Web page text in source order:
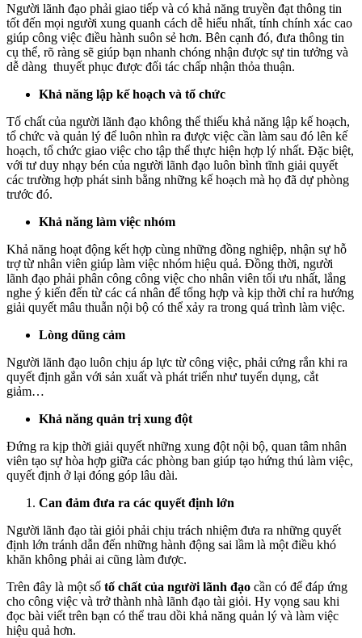
Người lãnh đạo phải giao tiếp và có khả năng truyền đạt thông tin
tốt đến mọi người xung quanh cách dễ hiểu nhất, tính chính xác cao
giúp công việc điều hành suôn sẻ hơn. Bên cạnh đó, đưa thông tin
cụ thể, rõ ràng sẽ giúp bạn nhanh chóng nhận được sự tin tưởng và
dễ dàng thuyết phục được đối tác chấp nhận thỏa thuận.
Khả năng lập kế hoạch và tổ chức
Tố chất của người lãnh đạo không thể thiếu khả năng lập kế hoạch,
tổ chức và quản lý để luôn nhìn ra được việc cần làm sau đó lên kế
hoạch, tổ chức giao việc cho tập thể thực hiện hợp lý nhất. Đặc biệt,
với tư duy nhạy bén của người lãnh đạo luôn bình tĩnh giải quyết
các trường hợp phát sinh bằng những kế hoạch mà họ đã dự phòng
trước đó.
Khả năng làm việc nhóm
Khả năng hoạt động kết hợp cùng những đồng nghiệp, nhận sự hỗ
trợ từ nhân viên giúp làm việc nhóm hiệu quả. Đồng thời, người
lãnh đạo phải phân công công việc cho nhân viên tối ưu nhất, lắng
nghe ý kiến đến từ các cá nhân để tổng hợp và kịp thời chỉ ra hướng
giải quyết mâu thuẫn nội bộ có thể xảy ra trong quá trình làm việc.
Lòng dũng cảm
Người lãnh đạo luôn chịu áp lực từ công việc, phải cứng rắn khi ra
quyết định gắn với sản xuất và phát triển như tuyển dụng, cắt
giảm…
Khả năng quản trị xung đột
Đứng ra kịp thời giải quyết những xung đột nội bộ, quan tâm nhân
viên tạo sự hòa hợp giữa các phòng ban giúp tạo hứng thú làm việc,
quyết định ở lại đóng góp lâu dài.
Can đảm đưa ra các quyết định lớn
Người lãnh đạo tài giỏi phải chịu trách nhiệm đưa ra những quyết
định lớn tránh dẫn đến những hành động sai lầm là một điều khó
khăn không phải ai cũng làm được.
Trên đây là một số tố chất của người lãnh đạo cần có để đáp ứng
cho công việc và trở thành nhà lãnh đạo tài giỏi. Hy vọng sau khi
đọc bài viết trên bạn có thể trau dồi khả năng quản lý và làm việc
hiệu quả hơn.